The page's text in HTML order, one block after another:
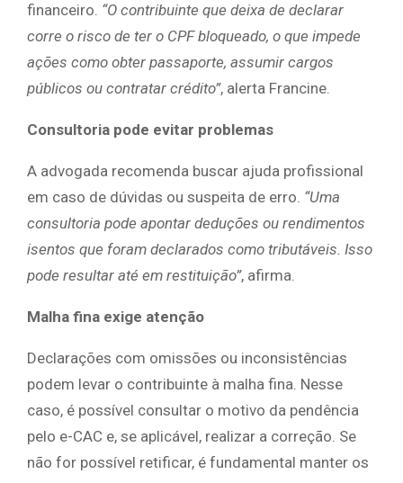
financeiro. “O contribuinte que deixa de declarar
corre o risco de ter o CPF bloqueado, o que impede
ações como obter passaporte, assumir cargos
públicos ou contratar crédito”, alerta Francine.
Consultoria pode evitar problemas
A advogada recomenda buscar ajuda profissional
em caso de dúvidas ou suspeita de erro. “Uma
consultoria pode apontar deduções ou rendimentos
isentos que foram declarados como tributáveis. Isso
pode resultar até em restituição”, afirma.
Malha fina exige atenção
Declarações com omissões ou inconsistências
podem levar o contribuinte à malha fina. Nesse
caso, é possível consultar o motivo da pendência
pelo e-CAC e, se aplicável, realizar a correção. Se
não for possível retificar, é fundamental manter os